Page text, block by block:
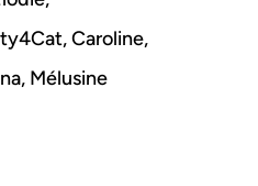
Caroline,
Mélusine